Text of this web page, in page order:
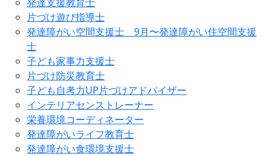
片づけ遊び指導士
発達障がい空間支援士 9月〜発達障がい住空間支援
士
子ども家事力支援士
片づけ防災教育士
子ども自考力UP片づけアドバイザー
インテリアセンストレーナー
栄養環境コーディネーター
発達障がいライフ教育士
発達障がい食環境支援士